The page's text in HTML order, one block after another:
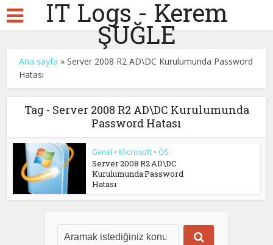
IT Logs - Kerem
ŞUĞLE
Ana sayfa »Server 2008 R2 AD\DC Kurulumunda Password
Hatası
Tag - Server 2008 R2 AD\DC Kurulumunda
Password Hatası
Genel • Microsoft • OS
Server 2008 R2 AD\DC
Kurulumunda Password
Hatası